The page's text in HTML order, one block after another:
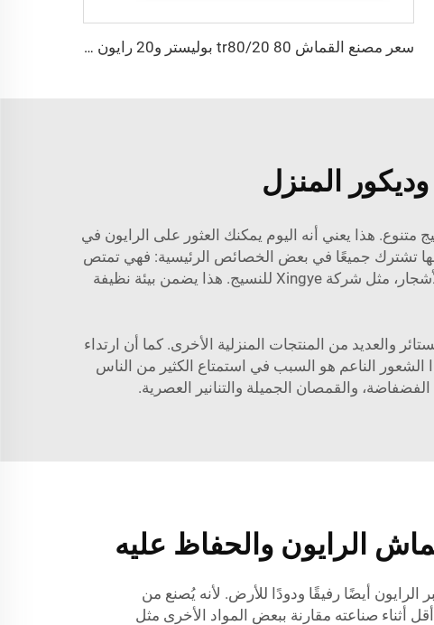
سعر مصنع القماش tr80/20 80 بوليستر و20 رايون مناسب للرجال
المنزل
متنوع. هذا يعني أنه اليوم يمكنك العثور على الرايون في
لكنها تشترك جميعًا في بعض الخصائص الرئيسية: فهي تمتص
الرطوبة؛ تتنفس؛ وهي مريحة للغاية عند ارتدائها. أقمشة الرايون المستخرجة من موردين مسؤولين يستخدمون الأشجار، مثل شركة Xingye للنسيج. هذا يضمن بيئة نظيفة
والعديد من المنتجات المنزلية الأخرى. كما أن ارتداء
الشعور الناعم هو السبب في استمتاع الكثير من الناس
والقمصان الجميلة والتنانير العصرية.
الرايون والحفاظ عليه
أيضًا رفيقًا ودودًا للأرض. لأنه يُصنع من
أثناء صناعته مقارنة ببعض المواد الأخرى مثل